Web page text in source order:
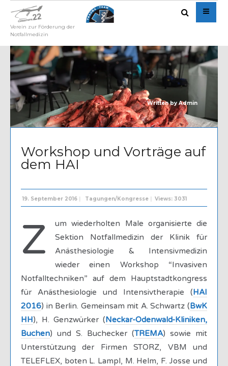
Verein zur Förderung der
Notfallmedizin
Written byAdmin
Workshop und Vorträge auf
dem HAI
19. September 2016 | Tagungen/Kongresse | Views: 3031
Z
um wiederholten Male organisierte die
Sektion Notfallmedizin der Klinik für
Anästhesiologie & Intensivmedizin
wieder einen Workshop “Invasiven
Notfalltechniken” auf dem Hauptstadtkongress
für Anästhesiologie und Intensivtherapie (HAI
2016) in Berlin. Gemeinsam mit A. Schwartz (BwK
HH), H. Genzwürker (Neckar-Odenwald-Kliniken,
Buchen) und S. Buchecker (TREMA) sowie mit
Unterstützung der Firmen STORZ, VBM und
TELEFLEX, boten L. Lampl, M. Helm, F. Josse und